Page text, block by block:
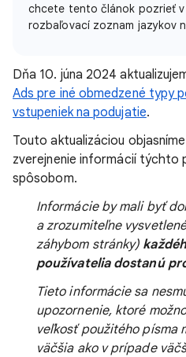
chcete tento článok pozrieť
rozbaľovací zoznam jazykov
Dňa 10. júna 2024
Ads pre iné obmedzené typy
vstupeniek na podujatie.
Touto aktualizáciou
zverejnenie informácií týchto
spôsobom.
Informácie by mali byť
a zrozumiteľne
záhybom stránky)
používatelia dostanú
Tieto informácie sa
upozornenie, ktoré
veľkosť použitého písma
väčšia ako v prípade